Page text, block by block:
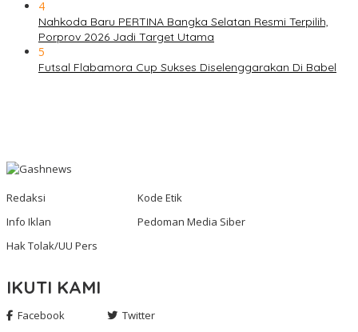
4
Nahkoda Baru PERTINA Bangka Selatan Resmi Terpilih,
Porprov 2026 Jadi Target Utama
5
Futsal Flabamora Cup Sukses Diselenggarakan Di Babel
Redaksi
Kode Etik
Info Iklan
Pedoman Media Siber
Hak Tolak/UU Pers
IKUTI KAMI
Facebook
Twitter